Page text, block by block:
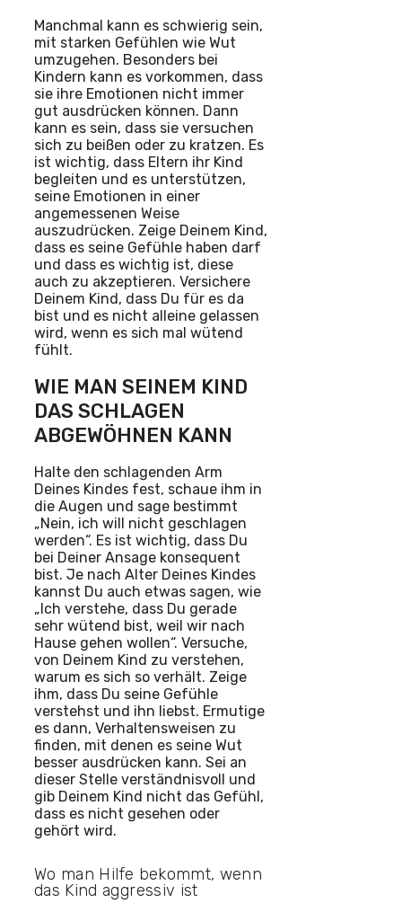
Manchmal kann es schwierig sein,
mit starken Gefühlen wie Wut
umzugehen. Besonders bei
Kindern kann es vorkommen, dass
sie ihre Emotionen nicht immer
gut ausdrücken können. Dann
kann es sein, dass sie versuchen
sich zu beißen oder zu kratzen. Es
ist wichtig, dass Eltern ihr Kind
begleiten und es unterstützen,
seine Emotionen in einer
angemessenen Weise
auszudrücken. Zeige Deinem Kind,
dass es seine Gefühle haben darf
und dass es wichtig ist, diese
auch zu akzeptieren. Versichere
Deinem Kind, dass Du für es da
bist und es nicht alleine gelassen
wird, wenn es sich mal wütend
fühlt.
WIE MAN SEINEM KIND
DAS SCHLAGEN
ABGEWÖHNEN KANN
Halte den schlagenden Arm
Deines Kindes fest, schaue ihm in
die Augen und sage bestimmt
„Nein, ich will nicht geschlagen
werden“. Es ist wichtig, dass Du
bei Deiner Ansage konsequent
bist. Je nach Alter Deines Kindes
kannst Du auch etwas sagen, wie
„Ich verstehe, dass Du gerade
sehr wütend bist, weil wir nach
Hause gehen wollen“. Versuche,
von Deinem Kind zu verstehen,
warum es sich so verhält. Zeige
ihm, dass Du seine Gefühle
verstehst und ihn liebst. Ermutige
es dann, Verhaltensweisen zu
finden, mit denen es seine Wut
besser ausdrücken kann. Sei an
dieser Stelle verständnisvoll und
gib Deinem Kind nicht das Gefühl,
dass es nicht gesehen oder
gehört wird.
Wo man Hilfe bekommt, wenn
das Kind aggressiv ist